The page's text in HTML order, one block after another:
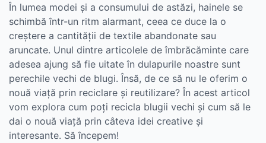
În lumea modei și a consumului de astăzi, hainele se
schimbă într-un ritm alarmant, ceea ce duce la o
creștere a cantității de textile abandonate sau
aruncate. Unul dintre articolele de îmbrăcăminte care
adesea ajung să fie uitate în dulapurile noastre sunt
perechile vechi de blugi. Însă, de ce să nu le oferim o
nouă viață prin reciclare și reutilizare? În acest articol
vom explora cum poți recicla blugii vechi și cum să le
dai o nouă viață prin câteva idei creative și
interesante. Să începem!